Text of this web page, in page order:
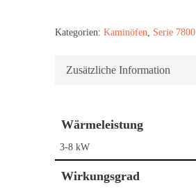
Kategorien: Kaminöfen Serie 7800
Zusätzliche Information
Wärmeleistung
3-8 kW
Wirkungsgrad